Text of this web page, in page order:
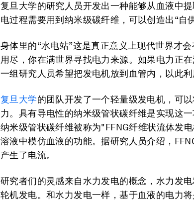
复旦大学的研究人员开发出一种能够从血液中
电过程需要用到纳米级碳纤维，可以创造出“自
身体里的“水电站”这是真正意义上现代世界才
用尽，你在满世界寻找电力来源。如果电力正
一组研究人员希望把发电机放到血管内，以此利
复旦大学的团队开发了一个轻量级发电机，可
力。具有导电性的纳米级管状碳纤维是实现这
纳米级管状碳纤维被称为"FFNG纤维状流体发
溶液中模仿血液的功能。据研究人员介绍，
产生了电流。
研究者们的灵感来自水力发电的概念，水力发
轮机发电。和水力发电一样，基于血液的电力